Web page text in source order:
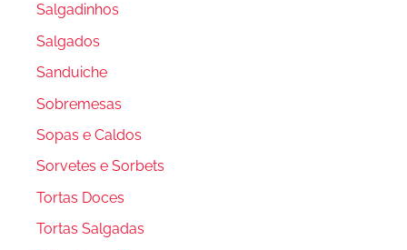
Salgadinhos
Salgados
Sanduiche
Sobremesas
Sopas e Caldos
Sorvetes e Sorbets
Tortas Doces
Tortas Salgadas